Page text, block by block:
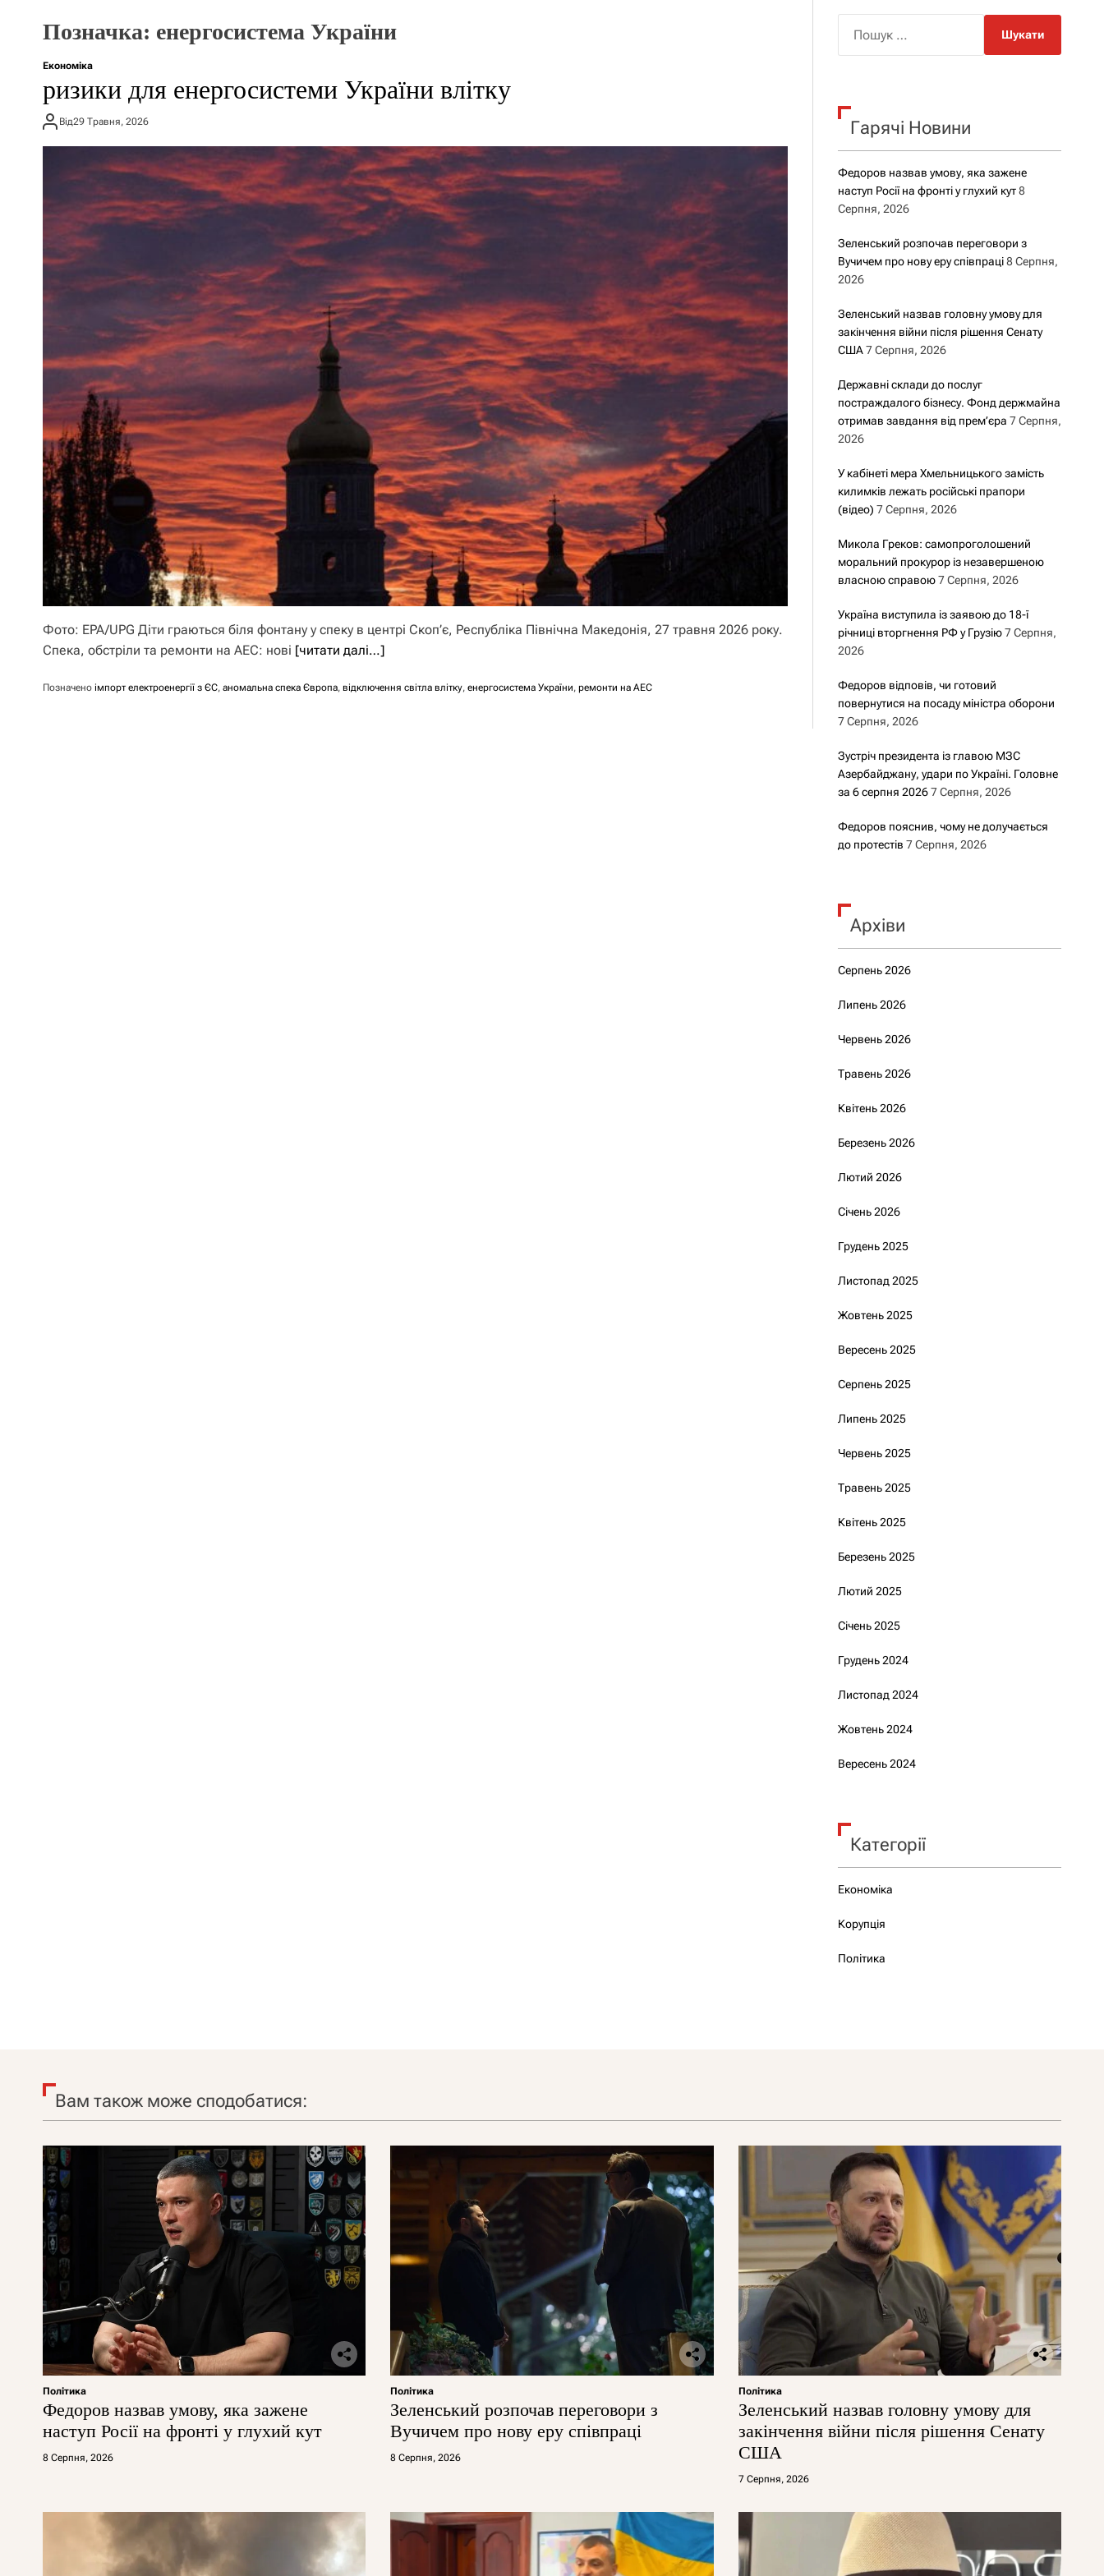
р
о
у
Позначка: енергосистема України
Економіка
ризики для енергосистеми України влітку
Від29 Травня, 2026
Фото: EPA/UPG Діти граються біля фонтану у спеку в центрі Скоп’є, Республіка Північна Македонія, 27 травня 2026 року.
Спека, обстріли та ремонти на АЕС: нові [читати далі…]
Позначено імпорт електроенергії з ЄС, аномальна спека Європа, відключення світла влітку, енергосистема України, ремонти на АЕС
к
Гарячі Новини
Федоров назвав умову, яка зажене
наступ Росії на фронті у глухий кут 8
Серпня, 2026
Зеленський розпочав переговори з
Вучичем про нову еру співпраці 8 Серпня,
2026
Зеленський назвав головну умову для
закінчення війни після рішення Сенату
США 7 Серпня, 2026
Державні склади до послуг
постраждалого бізнесу. Фонд держмайна
отримав завдання від прем’єра 7 Серпня,
2026
У кабінеті мера Хмельницького замість
килимків лежать російські прапори
(відео) 7 Серпня, 2026
Микола Греков: самопроголошений
моральний прокурор із незавершеною
власною справою 7 Серпня, 2026
Україна виступила із заявою до 18-ї
річниці вторгнення РФ у Грузію 7 Серпня,
2026
Федоров відповів, чи готовий
повернутися на посаду міністра оборони
7 Серпня, 2026
Зустріч президента із главою МЗС
Азербайджану, удари по Україні. Головне
за 6 серпня 2026 7 Серпня, 2026
Федоров пояснив, чому не долучається
до протестів 7 Серпня, 2026
Архіви
Серпень 2026
Липень 2026
Червень 2026
Травень 2026
Квітень 2026
Березень 2026
Лютий 2026
Січень 2026
Грудень 2025
Листопад 2025
Жовтень 2025
Вересень 2025
Серпень 2025
Липень 2025
Червень 2025
Травень 2025
Квітень 2025
Березень 2025
Лютий 2025
Січень 2025
Грудень 2024
Листопад 2024
Жовтень 2024
Вересень 2024
Категорії
Економіка
Корупція
Політика
Вам також може сподобатися:
Політика
Федоров назвав умову, яка зажене
наступ Росії на фронті у глухий кут
8 Серпня, 2026
Політика
Зеленський розпочав переговори з
Вучичем про нову еру співпраці
8 Серпня, 2026
Політика
Зеленський назвав головну умову для
закінчення війни після рішення Сенату
США
7 Серпня, 2026